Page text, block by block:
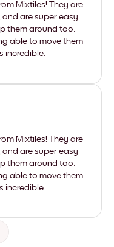
Mixtiles! They are
are super easy
them around too.
able to move them
incredible.
Mixtiles! They are
are super easy
them around too.
able to move them
incredible.